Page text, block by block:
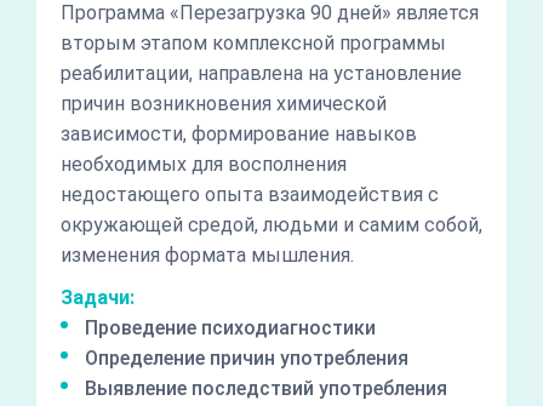
Программа «Перезагрузка 90 дней» является
вторым этапом комплексной программы
реабилитации, направлена на установление
причин возникновения химической
зависимости, формирование навыков
необходимых для восполнения
недостающего опыта взаимодействия с
окружающей средой, людьми и самим собой,
изменения формата мышления.
Задачи:
Проведение психодиагностики
Определение причин употребления
Выявление последствий употребления